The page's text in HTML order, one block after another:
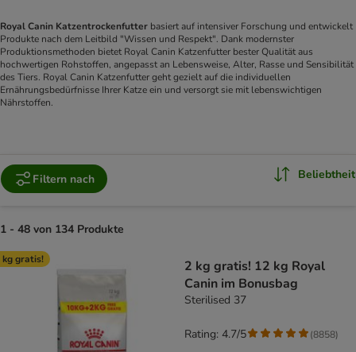
Royal Canin Katzentrockenfutter basiert auf intensiver Forschung und entwickelt
Produkte nach dem Leitbild "Wissen und Respekt". Dank modernster
Produktionsmethoden bietet Royal Canin Katzenfutter bester Qualität aus
hochwertigen Rohstoffen, angepasst an Lebensweise, Alter, Rasse und Sensibilität
des Tiers. Royal Canin Katzenfutter geht gezielt auf die individuellen
Ernährungsbedürfnisse Ihrer Katze ein und versorgt sie mit lebenswichtigen
Nährstoffen.
Filtern nach Beliebtheit
1 - 48 von 134 Produkte
product items have been changed
kg gratis!
2 kg gratis! 12 kg Royal
Canin im Bonusbag
Sterilised 37
Rating: 4.7/5 (8858)